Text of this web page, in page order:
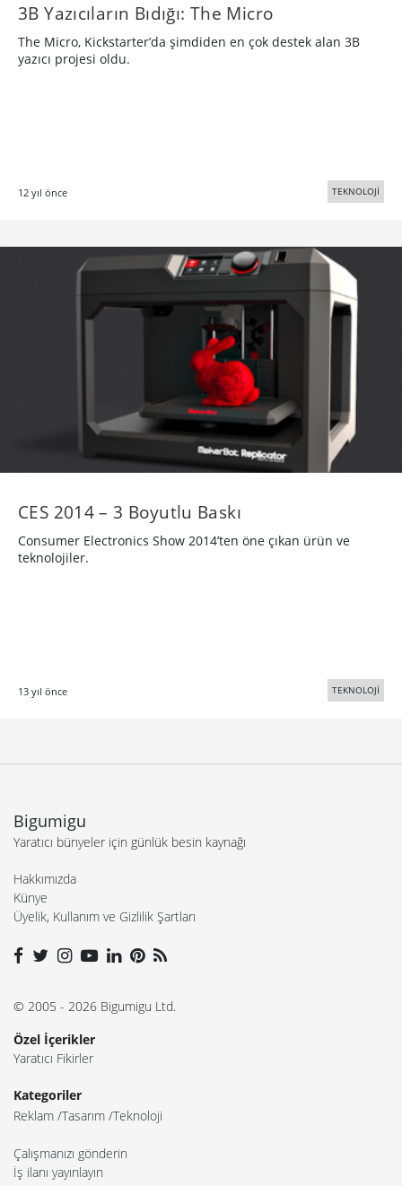
3B Yazıcıların Bıdığı: The Micro
The Micro, Kickstarter’da şimdiden en çok destek alan 3B
yazıcı projesi oldu.
12 yıl önce TEKNOLOJİ
CES 2014 – 3 Boyutlu Baskı
Consumer Electronics Show 2014’ten öne çıkan ürün ve
teknolojiler.
13 yıl önce TEKNOLOJİ
Bigumigu
Yaratıcı bünyeler için günlük besin kaynağı
Hakkımızda
Künye
Üyelik, Kullanım ve Gizlilik Şartları
© 2005 - 2026 Bigumigu Ltd.
Özel İçerikler
Yaratıcı Fikirler
Kategoriler
Reklam Tasarım Teknoloji
Çalışmanızı gönderin
İş ilanı yayınlayın